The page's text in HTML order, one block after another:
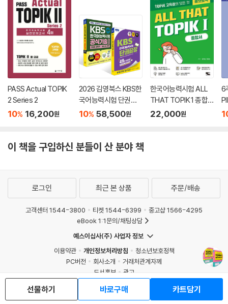
PASS Actual TOPIK
2 Series 2
10% 16,200원
2026 김영북스 KBS한
국어능력시험 단권끝
장 + 2026 [상반기 공
집 제91, 90, 89회+모
10% 58,500원
한국어능력시험 ALL
THAT TOPIK 1 종합
서
22,000원
6
이 책을 구입하신 분들이 산 분야 책
선물하기 바로구매 카트담기
로그인 최근 본 상품 주문/배송
고객센터 1544-3800 티켓 1544-6399
중고샵 1566-4295
eBook 1:1문의/채팅상담
예스이십사(주) 사업자 정보
이용약관
개인정보처리방침
청소년보호정책
PC버전
회사소개
거래처관계자께
도서홍보
광고
Copyright © YES24 Corp. All Rights Reserved.
MATOM15